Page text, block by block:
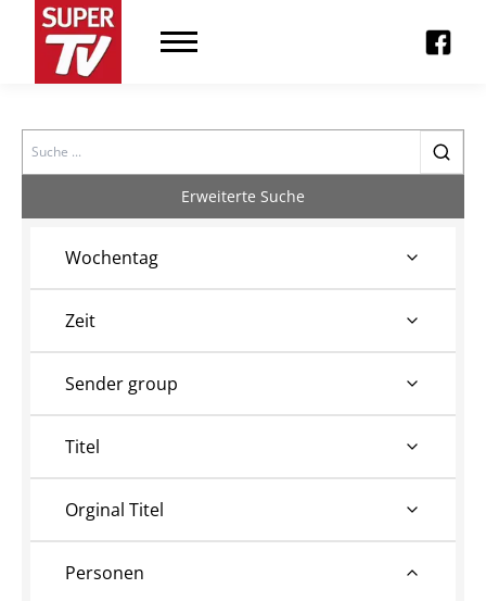
Search
Erweiterte Suche
Wochentag
Zeit
Sender group
Titel
Orginal Titel
Personen